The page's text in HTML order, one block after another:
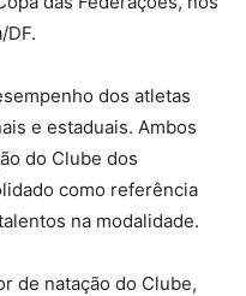
DF.
dos atletas
e estaduais. Ambos
do Clube dos
como referência
na modalidade.
de natação do Clube,